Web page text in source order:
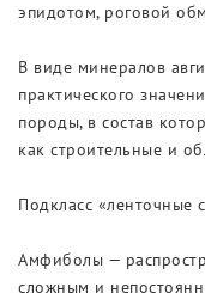
эпидотом, роговой
В виде минералов
практического
породы, в состав
как строительные и
Подкласс «ленточные
Амфиболы —
сложным и